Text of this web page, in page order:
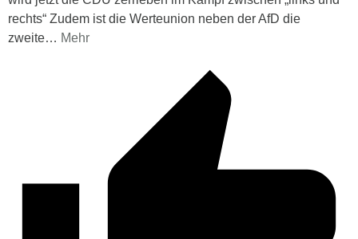
rechts“ Zudem ist die Werteunion neben der AfD die
zweite… Mehr